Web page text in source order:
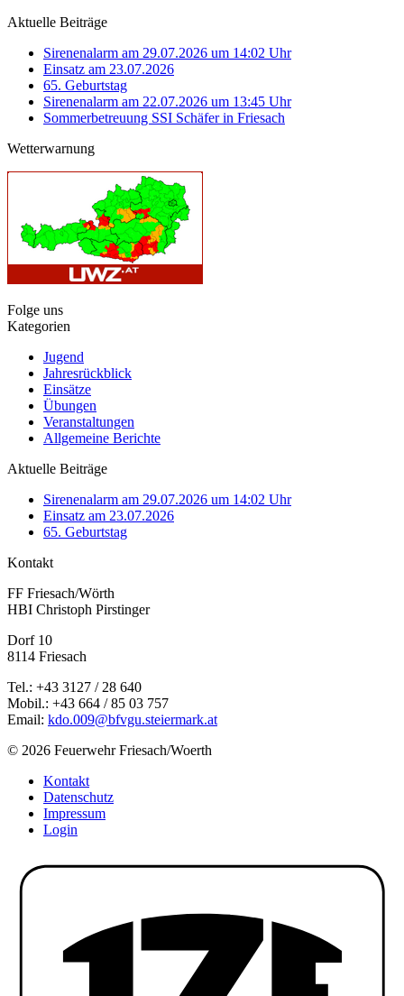
Aktuelle Beiträge
Sirenenalarm am 29.07.2026 um 14:02 Uhr
Einsatz am 23.07.2026
65. Geburtstag
Sirenenalarm am 22.07.2026 um 13:45 Uhr
Sommerbetreuung SSI Schäfer in Friesach
Wetterwarnung
Folge uns
Kategorien
Jugend
Jahresrückblick
Einsätze
Übungen
Veranstaltungen
Allgemeine Berichte
Aktuelle Beiträge
Sirenenalarm am 29.07.2026 um 14:02 Uhr
Einsatz am 23.07.2026
65. Geburtstag
Kontakt
FF Friesach/Wörth
HBI Christoph Pirstinger
Dorf 10
8114 Friesach
Tel.: +43 3127 / 28 640
Mobil.: +43 664 / 85 03 757
Email: kdo.009@bfvgu.steiermark.at
© 2026 Feuerwehr Friesach/Woerth
Kontakt
Datenschutz
Impressum
Login